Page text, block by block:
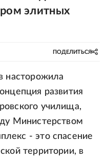
элитных
ПОДЕЛИТЬСЯ
насторожила
развития
училища,
Министерством
- это спасение
территории, в